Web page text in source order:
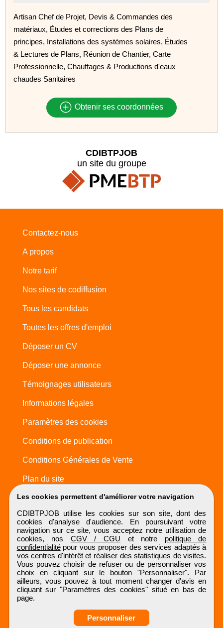
Artisan Chef de Projet, Devis & Commandes des
matériaux, Études et corrections des Plans de
principes, Installations des systèmes solaires, Études
& Lectures de Plans, Réunion de Chantier, Carte
Professionnelle, Chauffages & Productions d'eaux
chaudes Sanitaires
Obtenir ses coordonnées
Les cookies permettent d'améliorer votre navigation
CDIBTPJOB utilise les cookies sur son site, dont des
cookies d'analyse d'audience. En poursuivant votre
navigation sur ce site, vous acceptez notre utilisation de
cookies, nos CGV / CGU et notre politique de
confidentialitépour vous proposer des services adaptés à
vos centres d'intérêt et réaliser des statistiques de visites.
Vous pouvez choisir de refuser ou de personnaliser vos
choix en cliquant sur le bouton "Personnaliser". Par
ailleurs, vous pouvez à tout moment changer d'avis en
cliquant sur "Paramètres des cookies" situé en bas de
page.
Personnaliser
CDIBTPJOB
un site du groupe
Contactez-nous
A propos
Notre tarif
Nos sites de codiffusion
Tous les candidats
Toutes les offres d'emploi
Déposer un CV
Déposer une annonce
Témoignages utilisateurs
Informations légales
Paramètres des cookies
Conditions de publication
Conditions Générales de Vente
Plan du site